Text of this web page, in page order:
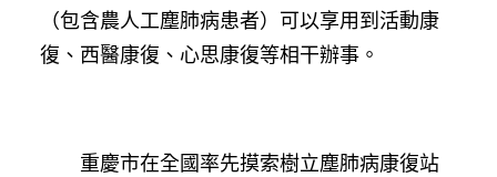
（包含農人工塵肺病患者）可以享用到活動康
復、西醫康復、心思康復等相干辦事。
重慶市在全國率先摸索樹立塵肺病康復站